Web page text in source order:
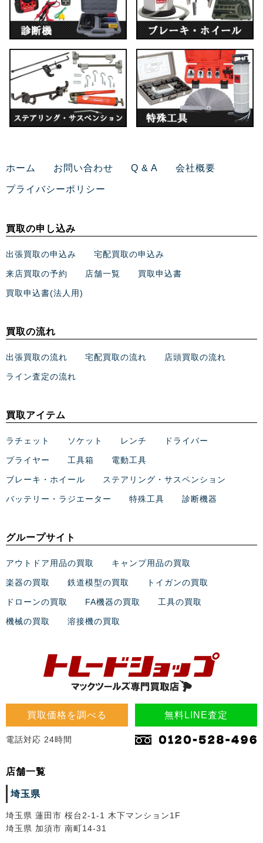
買取価格を調べる 無料LINE査定
電話対応 24時間
店舗一覧
埼玉県
埼玉県 蓮田市 桜台2-1-1 木下マンション1F
埼玉県 加須市 南町14-31
ホーム お問い合わせ Q & A 会社概要
プライバシーポリシー
買取の申し込み
出張買取の申込み 宅配買取の申込み
来店買取の予約 店舗一覧 買取申込書
買取申込書(法人用)
買取の流れ
出張買取の流れ 宅配買取の流れ 店頭買取の流れ
ライン査定の流れ
買取アイテム
ラチェット ソケット レンチ ドライバー
プライヤー 工具箱 電動工具
ブレーキ・ホイール ステアリング・サスペンション
バッテリー・ラジエーター 特殊工具 診断機器
グループサイト
アウトドア用品の買取 キャンプ用品の買取
楽器の買取 鉄道模型の買取 トイガンの買取
ドローンの買取 FA機器の買取 工具の買取
機械の買取 溶接機の買取